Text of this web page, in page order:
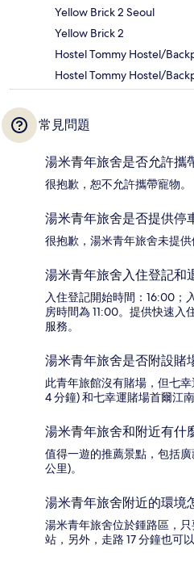
Yellow Brick 2 Seoul
Yellow Brick 2
Hostel Tommy Hostel/
Hostel Tommy Hostel/
常見問題
湯米青年旅舍是否允許攜
很抱歉，恕不允許攜帶寵物。
湯米青年旅舍是否提供停
很抱歉，湯米青年旅舍未提供
湯米青年旅舍入住登記和
入住登記開始時間：16:00；
房時間為 11:00。提供快速入
服務。
湯米青年旅舍是否附設賭
此青年旅館沒有賭場，但七
4 分鐘) 和七幸運賭場首爾江南
湯米青年旅舍和附近有什
值得一遊的推薦景點，包括廣
公里)。
湯米青年旅舍附近的環境
湯米青年旅舍位於鍾路區，
站，另外，走路 17 分鐘也可